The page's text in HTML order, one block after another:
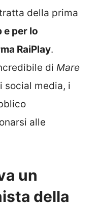
della prima
e per lo
RaiPlay.
di Mare
social media, i
alle
un
della